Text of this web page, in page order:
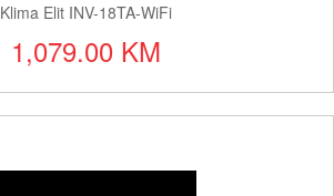
Klima Elit INV-18TA-WiFi
1,079.00 KM